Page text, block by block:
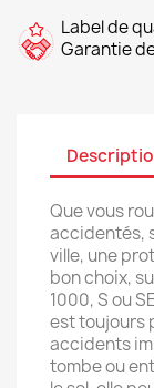
Label de
Garantie
Que vous
accidentés,
ville, une
bon choix,
1000, S ou
est toujours
accidents
tombe ou